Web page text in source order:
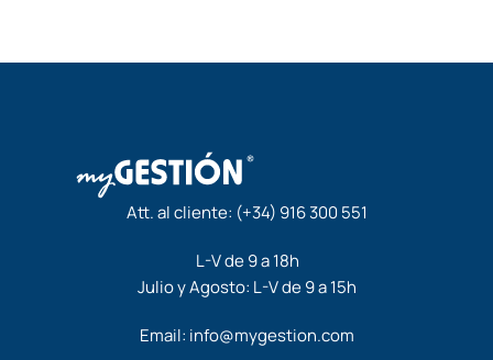
Att. al cliente: (+34) 916 300 551
L-V de 9 a 18h
Julio y Agosto: L-V de 9 a 15h
Email: info@mygestion.com